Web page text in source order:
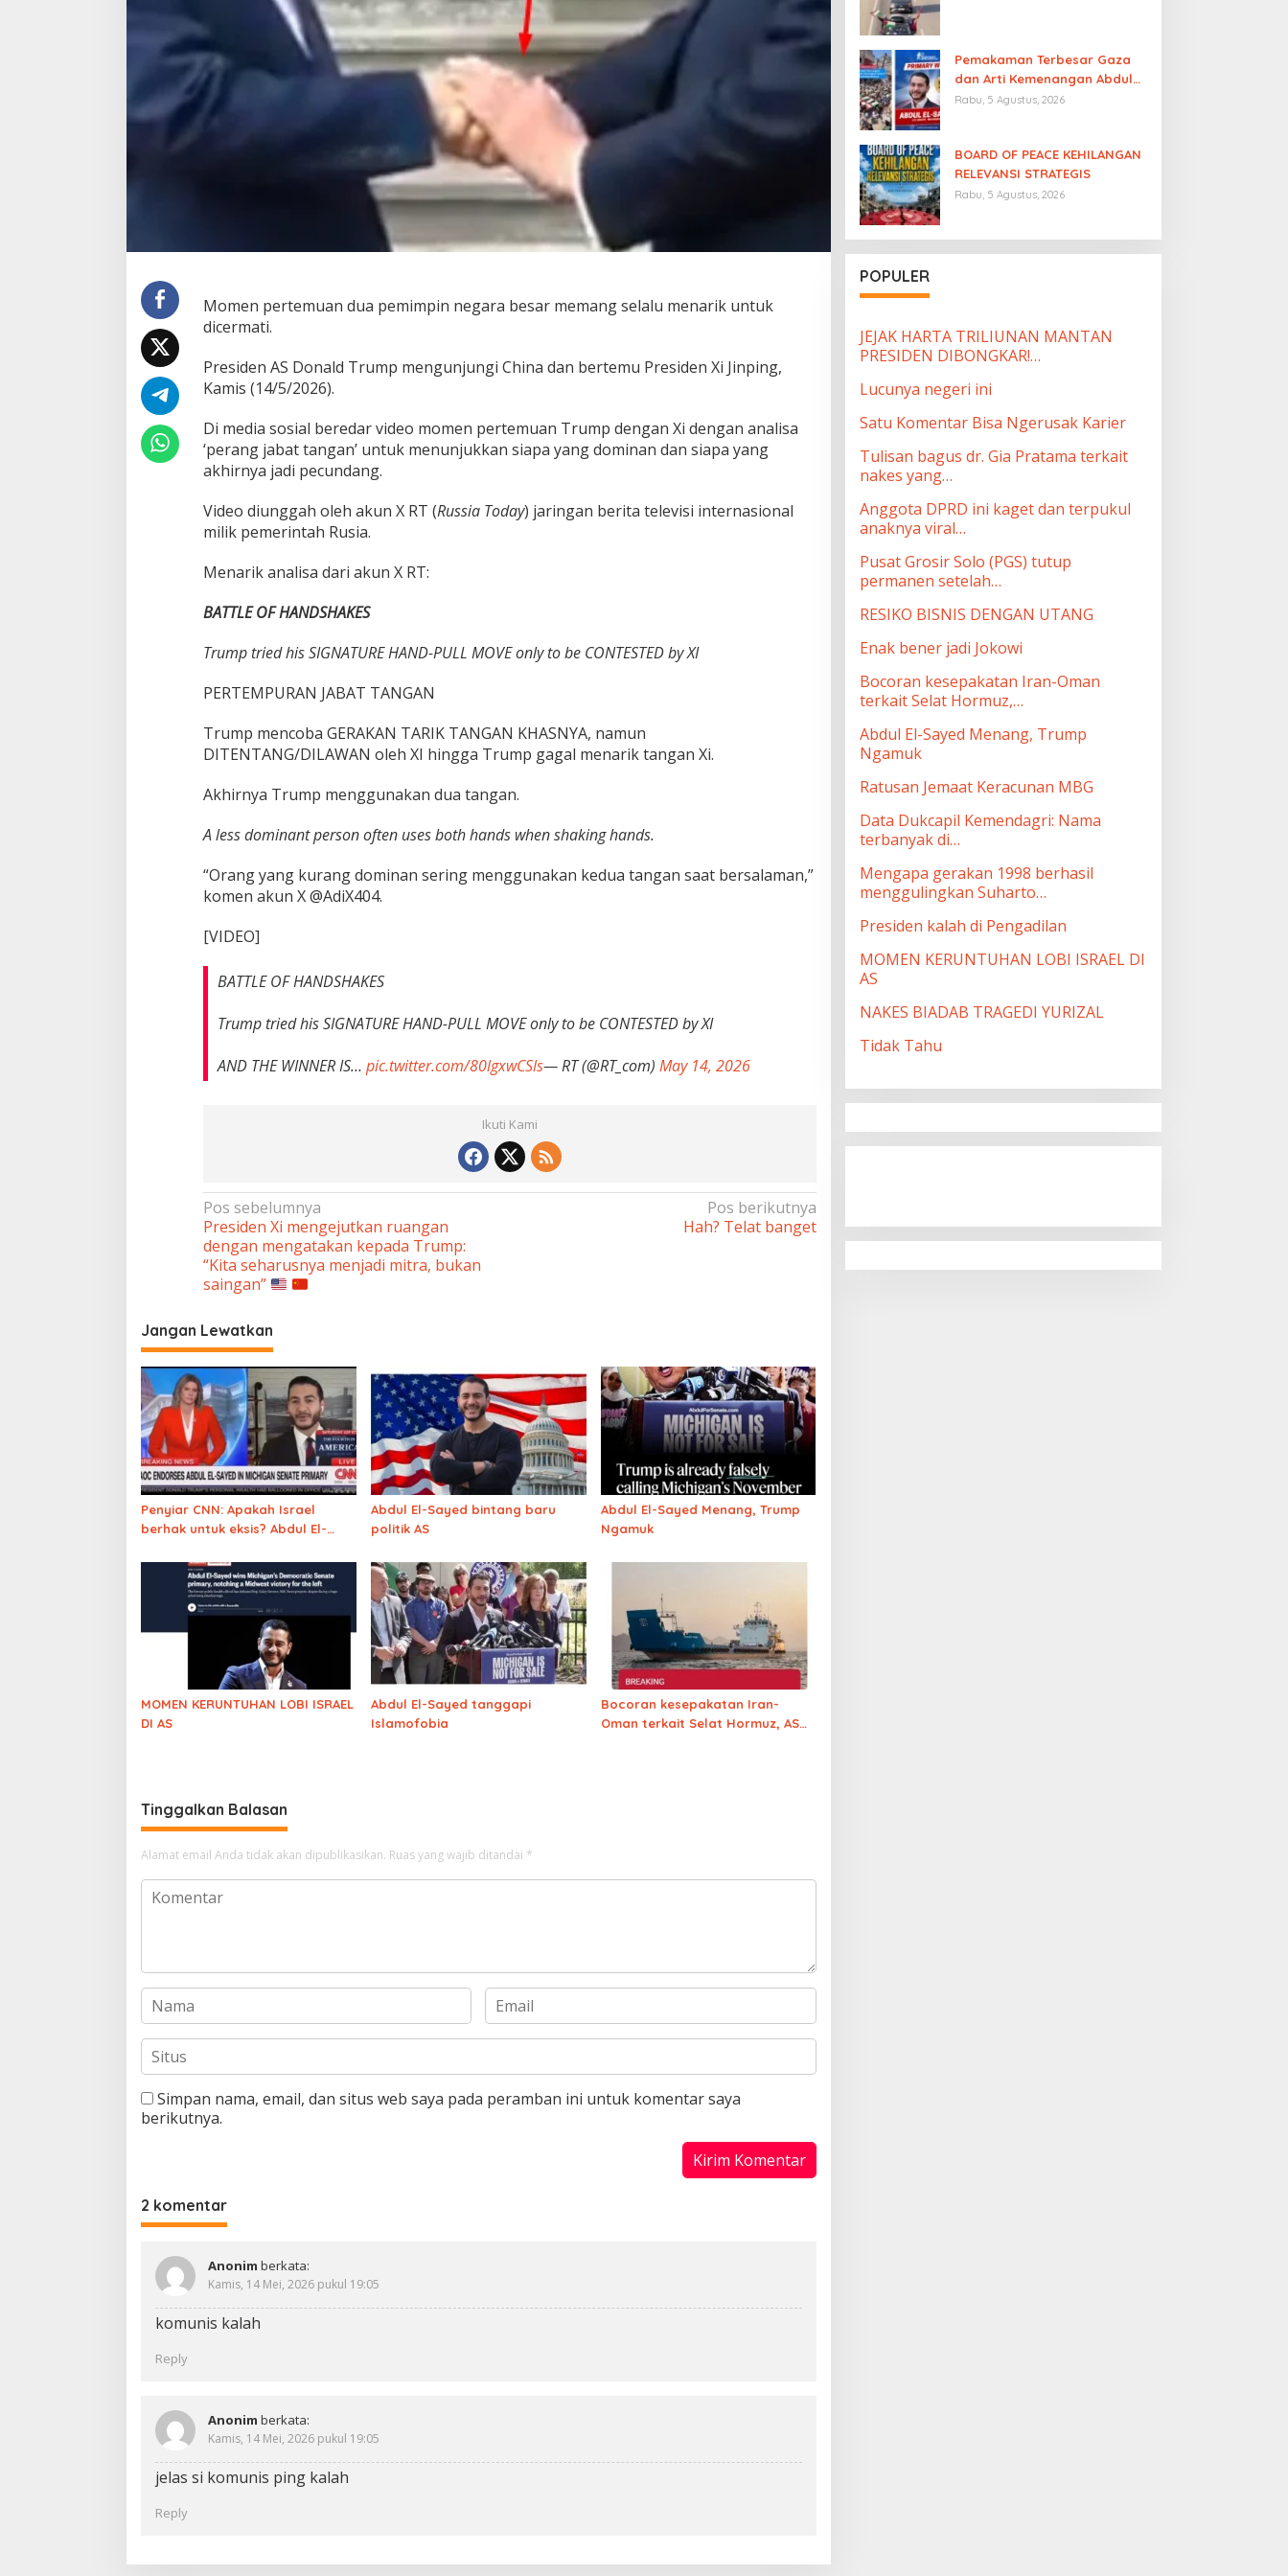
Momen pertemuan dua pemimpin negara besar memang selalu menarik untuk
dicermati.
Presiden AS Donald Trump mengunjungi China dan bertemu Presiden Xi Jinping,
Kamis (14/5/2026).
Di media sosial beredar video momen pertemuan Trump dengan Xi dengan analisa
‘perang jabat tangan’ untuk menunjukkan siapa yang dominan dan siapa yang
akhirnya jadi pecundang.
Video diunggah oleh akun X RT (Russia Today) jaringan berita televisi internasional
milik pemerintah Rusia.
Menarik analisa dari akun X RT:
BATTLE OF HANDSHAKES
Trump tried his SIGNATURE HAND-PULL MOVE only to be CONTESTED by XI
PERTEMPURAN JABAT TANGAN
Trump mencoba GERAKAN TARIK TANGAN KHASNYA, namun
DITENTANG/DILAWAN oleh XI hingga Trump gagal menarik tangan Xi.
Akhirnya Trump menggunakan dua tangan.
A less dominant person often uses both hands when shaking hands.
“Orang yang kurang dominan sering menggunakan kedua tangan saat bersalaman,”
komen akun X @AdiX404.
[VIDEO]
BATTLE OF HANDSHAKES
Trump tried his SIGNATURE HAND-PULL MOVE only to be CONTESTED by XI
AND THE WINNER IS… pic.twitter.com/80lgxwCSls— RT (@RT_com) May 14, 2026
Ikuti Kami
Navigasi
pos
Pos sebelumnya
Presiden Xi mengejutkan ruangan
dengan mengatakan kepada Trump:
“Kita seharusnya menjadi mitra, bukan
saingan”
Pos berikutnya
Hah? Telat banget
Jangan Lewatkan
Penyiar CNN: Apakah Israel
berhak untuk eksis? Abdul El-
Abdul El-Sayed bintang baru
politik AS
Abdul El-Sayed Menang, Trump
Ngamuk
MOMEN KERUNTUHAN LOBI ISRAEL
DI AS
Abdul El-Sayed tanggapi
Islamofobia
Bocoran kesepakatan Iran-
Oman terkait Selat Hormuz, AS
Tinggalkan Balasan
Alamat email Anda tidak akan dipublikasikan. Ruas yang wajib ditandai *
Simpan nama, email, dan situs web saya pada peramban ini untuk komentar saya
berikutnya.
2 komentar
Anonim berkata:
Kamis, 14 Mei, 2026 pukul 19:05
komunis kalah
Reply
Anonim berkata:
Kamis, 14 Mei, 2026 pukul 19:05
jelas si komunis ping kalah
Reply
Pemakaman Terbesar Gaza
dan Arti Kemenangan Abdul
El-Sayed
Rabu, 5 Agustus, 2026
BOARD OF PEACE KEHILANGAN
RELEVANSI STRATEGIS
Rabu, 5 Agustus, 2026
POPULER
JEJAK HARTA TRILIUNAN MANTAN
PRESIDEN DIBONGKAR!…
Lucunya negeri ini
Satu Komentar Bisa Ngerusak Karier
Tulisan bagus dr. Gia Pratama terkait
nakes yang…
Anggota DPRD ini kaget dan terpukul
anaknya viral…
Pusat Grosir Solo (PGS) tutup
permanen setelah…
RESIKO BISNIS DENGAN UTANG
Enak bener jadi Jokowi
Bocoran kesepakatan Iran-Oman
terkait Selat Hormuz,…
Abdul El-Sayed Menang, Trump
Ngamuk
Ratusan Jemaat Keracunan MBG
Data Dukcapil Kemendagri: Nama
terbanyak di…
Mengapa gerakan 1998 berhasil
menggulingkan Suharto…
Presiden kalah di Pengadilan
MOMEN KERUNTUHAN LOBI ISRAEL DI
AS
NAKES BIADAB TRAGEDI YURIZAL
Tidak Tahu